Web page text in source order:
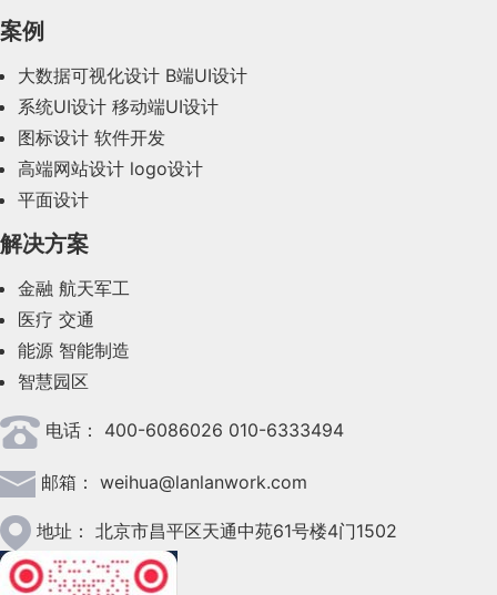
2023年10月(14)
2023年8月(88)
2023年7月(62)
2023年6月(58)
2023年5月(28)
2023年4月(47)
2023年3月(37)
2023年2月(90)
2023年1月(78)
2022年12月(45)
案例
大数据可视化设计 B端UI设计
系统UI设计 移动端UI设计
图标设计 软件开发
高端网站设计 logo设计
平面设计
解决方案
金融 航天军工
医疗 交通
能源 智能制造
智慧园区
电话： 400-6086026 010-6333494
邮箱： weihua@lanlanwork.com
地址： 北京市昌平区天通中苑61号楼4门1502